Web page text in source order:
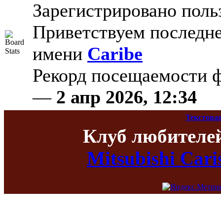
Зарегистрировано
Приветствуем
имени Caribe
Рекорд
— 2 апр 2026, 12:34
Клуб
Mitsubishi